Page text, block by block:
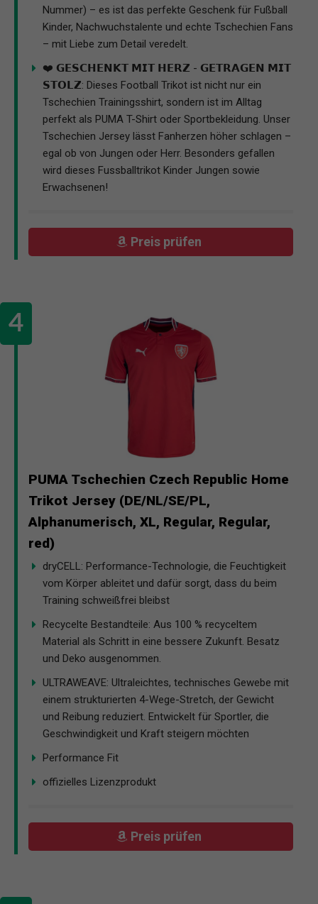
Nummer) – es ist das perfekte Geschenk für Fußball
Kinder, Nachwuchstalente und echte Tschechien Fans
– mit Liebe zum Detail veredelt.
❤️ 𝗚𝗘𝗦𝗖𝗛𝗘𝗡𝗞𝗧 𝗠𝗜𝗧 𝗛𝗘𝗥𝗭 - 𝗚𝗘𝗧𝗥𝗔𝗚𝗘𝗡 𝗠𝗜𝗧
𝗦𝗧𝗢𝗟𝗭: Dieses Football Trikot ist nicht nur ein
Tschechien Trainingsshirt, sondern ist im Alltag
perfekt als PUMA T-Shirt oder Sportbekleidung. Unser
Tschechien Jersey lässt Fanherzen höher schlagen –
egal ob von Jungen oder Herr. Besonders gefallen
wird dieses Fussballtrikot Kinder Jungen sowie
Erwachsenen!
Preis prüfen
PUMA Tschechien Czech Republic Home
Trikot Jersey (DE/NL/SE/PL,
Alphanumerisch, XL, Regular, Regular,
red)
dryCELL: Performance-Technologie, die Feuchtigkeit
vom Körper ableitet und dafür sorgt, dass du beim
Training schweißfrei bleibst
Recycelte Bestandteile: Aus 100 % recyceltem
Material als Schritt in eine bessere Zukunft. Besatz
und Deko ausgenommen.
ULTRAWEAVE: Ultraleichtes, technisches Gewebe mit
einem strukturierten 4-Wege-Stretch, der Gewicht
und Reibung reduziert. Entwickelt für Sportler, die
Geschwindigkeit und Kraft steigern möchten
Performance Fit
offizielles Lizenzprodukt
Preis prüfen